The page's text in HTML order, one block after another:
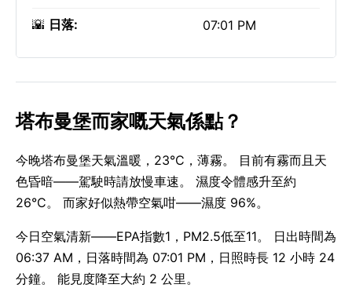
🌇 日落: 07:01 PM
塔布曼堡而家嘅天氣係點？
今晚塔布曼堡天氣溫暖，23°C，薄霧。 目前有霧而且天
色昏暗——駕駛時請放慢車速。 濕度令體感升至約
26°C。 而家好似熱帶空氣咁——濕度 96%。
今日空氣清新——EPA指數1，PM2.5低至11。 日出時間為
06:37 AM，日落時間為 07:01 PM，日照時長 12 小時 24
分鐘。 能見度降至大約 2 公里。